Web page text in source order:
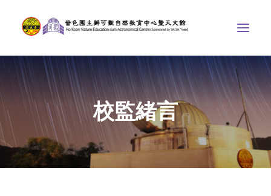
中心介紹
學界課程
天文館
博物天地
校監緒言